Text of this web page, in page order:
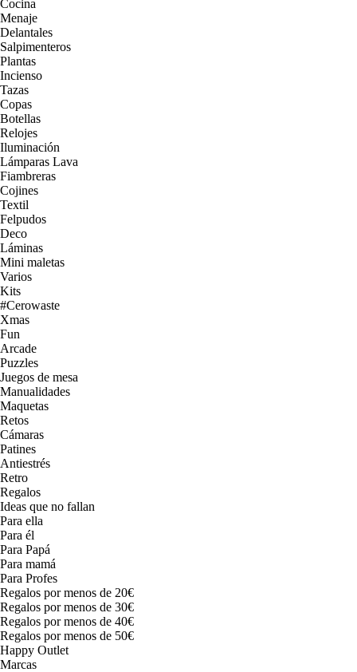
Cocina
Menaje
Delantales
Salpimenteros
Plantas
Incienso
Tazas
Copas
Botellas
Relojes
Iluminación
Lámparas Lava
Fiambreras
Cojines
Textil
Felpudos
Deco
Láminas
Mini maletas
Varios
Kits
#Cerowaste
Xmas
Fun
Arcade
Puzzles
Juegos de mesa
Manualidades
Maquetas
Retos
Cámaras
Patines
Antiestrés
Retro
Regalos
Ideas que no fallan
Para ella
Para él
Para Papá
Para mamá
Para Profes
Regalos por menos de 20€
Regalos por menos de 30€
Regalos por menos de 40€
Regalos por menos de 50€
Happy Outlet
Marcas